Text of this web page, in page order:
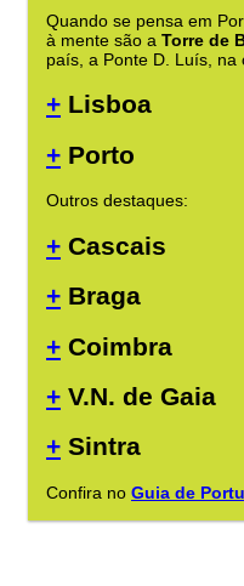
Quando se pensa em
à mente são a Torre de
país, a Ponte D. Luís, na
+ Lisboa
+ Porto
Outros destaques:
+ Cascais
+ Braga
+ Coimbra
+ V.N. de Gaia
+ Sintra
Confira no Guia de